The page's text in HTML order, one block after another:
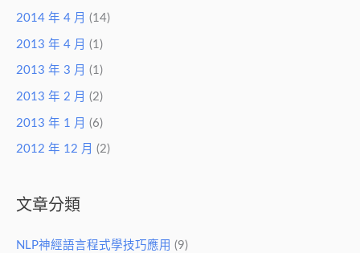
2014 年 4 月 (14)
2013 年 4 月 (1)
2013 年 3 月 (1)
2013 年 2 月 (2)
2013 年 1 月 (6)
2012 年 12 月 (2)
文章分類
NLP神經語言程式學技巧應用 (9)